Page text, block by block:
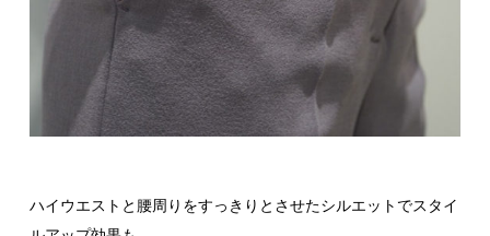
ハイウエストと腰周りをすっきりとさせたシルエットでスタイ